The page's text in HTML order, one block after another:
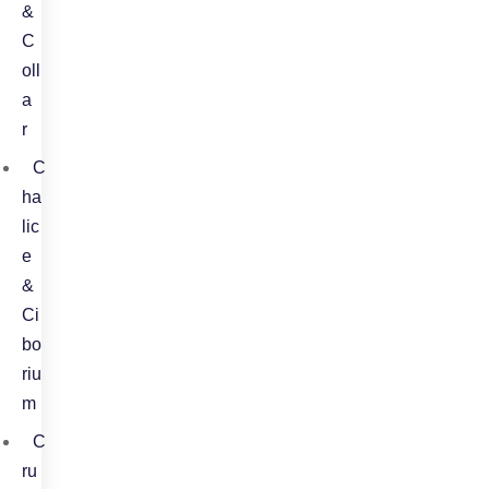
&
C
oll
a
r
C
ha
lic
e
&
Ci
bo
riu
m
C
ru